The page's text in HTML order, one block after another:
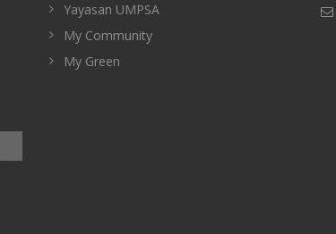
Yayasan UMPSA
My Community
My Green